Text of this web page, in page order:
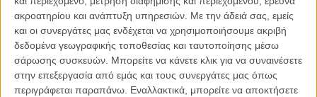
ακροατηρίου και ανάπτυξη υπηρεσιών. Με την άδειά σας, εμείς
και οι συνεργάτες μας ενδέχεται να χρησιμοποιήσουμε ακριβή
δεδομένα γεωγραφικής τοποθεσίας και ταυτοποίησης μέσω
σάρωσης συσκευών. Μπορείτε να κάνετε κλικ για να συναινέσετε
στην επεξεργασία από εμάς και τους συνεργάτες μας όπως
περιγράφεται παραπάνω. Εναλλακτικά, μπορείτε να αποκτήσετε